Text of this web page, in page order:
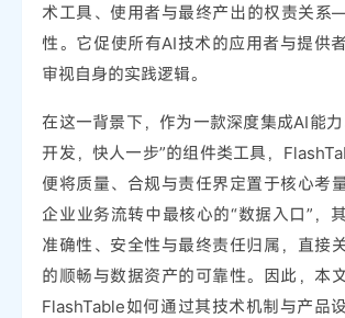
术工具、使用者与最终产出的权责关
性。它促使所有AI技术的应用者与提供
审视自身的实践逻辑。
在这一背景下，作为一款深度集成AI能
开发，快人一步”的组件类工具，
便将质量、合规与责任界定置于核心考
企业业务流转中最核心的“数据入口”，
准确性、安全性与最终责任归属，直接
的顺畅与数据资产的可靠性。因此，本
FlashTable如何通过其技术机制与产品